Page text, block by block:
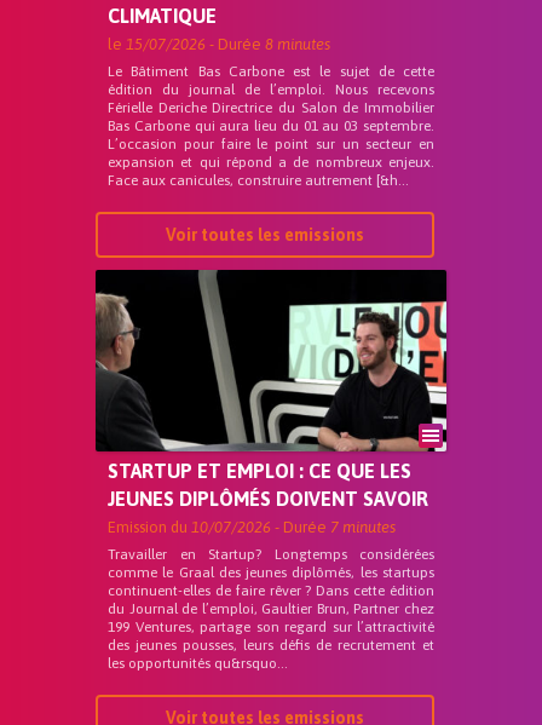
CLIMATIQUE
le 15/07/2026 - Durée 8 minutes
Le Bâtiment Bas Carbone est le sujet de cette
édition du journal de l’emploi. Nous recevons
Férielle Deriche Directrice du Salon de Immobilier
Bas Carbone qui aura lieu du 01 au 03 septembre.
L’occasion pour faire le point sur un secteur en
expansion et qui répond a de nombreux enjeux.
Face aux canicules, construire autrement [&h...
Voir toutes les emissions
STARTUP ET EMPLOI : CE QUE LES
JEUNES DIPLÔMÉS DOIVENT SAVOIR
Emission du 10/07/2026 - Durée 7 minutes
Travailler en Startup? Longtemps considérées
comme le Graal des jeunes diplômés, les startups
continuent-elles de faire rêver ? Dans cette édition
du Journal de l’emploi, Gaultier Brun, Partner chez
199 Ventures, partage son regard sur l’attractivité
des jeunes pousses, leurs défis de recrutement et
les opportunités qu&rsquo...
Voir toutes les emissions